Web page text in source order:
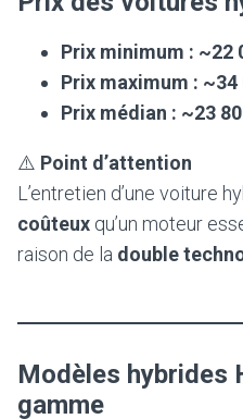
Prix minimum : ~22
Prix maximum : ~34
Prix médian : ~23
⚠️ Point d’attention
L’entretien d’une voiture
coûteux qu’un moteur
raison de la double
Modèles hybrides
gamme